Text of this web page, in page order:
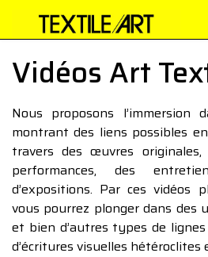
Vidéos Art
Nous proposons l’immersion
montrant des liens possibles
travers des œuvres
performances, des
d’expositions. Par ces vidéos
vous pourrez plonger dans des
et bien d’autres types de
d’écritures visuelles hétéroclites